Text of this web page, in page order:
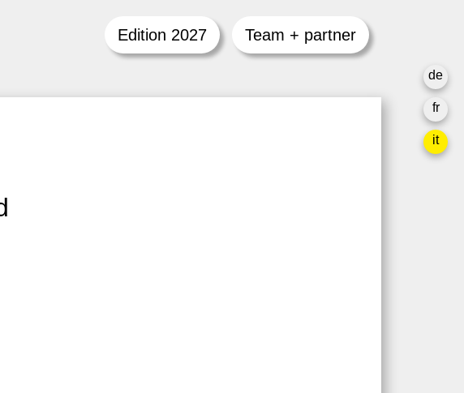
de
fr
it
Edition 2027 Team + partner